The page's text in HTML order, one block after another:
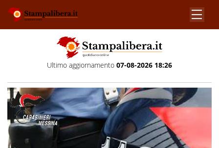
Ultimo aggiornamento 07-08-2026 18:26